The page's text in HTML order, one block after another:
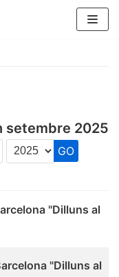
setembre 2025
"Dilluns al
"Dilluns al